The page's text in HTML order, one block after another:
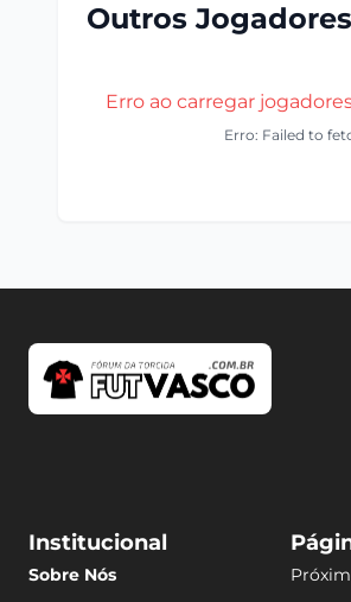
Outros
Erro ao carregar
Erro: Failed to
Institucional
Sobre Nós